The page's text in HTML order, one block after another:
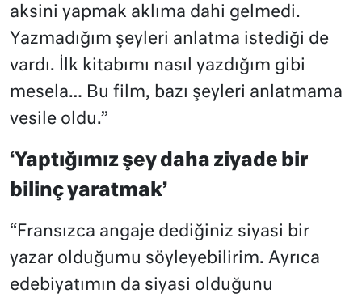
aksini yapmak aklıma dahi gelmedi.
Yazmadığım şeyleri anlatma istediği de
vardı. İlk kitabımı nasıl yazdığım gibi
mesela… Bu film, bazı şeyleri anlatmama
vesile oldu.”
‘Yaptığımız şey daha ziyade bir
bilinç yaratmak’
“Fransızca angaje dediğiniz siyasi bir
yazar olduğumu söyleyebilirim. Ayrıca
edebiyatımın da siyasi olduğunu